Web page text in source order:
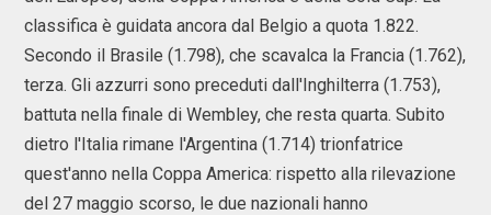
classifica è guidata ancora dal Belgio a quota 1.822.
Secondo il Brasile (1.798), che scavalca la Francia (1.762),
terza. Gli azzurri sono preceduti dall'Inghilterra (1.753),
battuta nella finale di Wembley, che resta quarta. Subito
dietro l'Italia rimane l'Argentina (1.714) trionfatrice
quest'anno nella Coppa America: rispetto alla rilevazione
del 27 maggio scorso, le due nazionali hanno